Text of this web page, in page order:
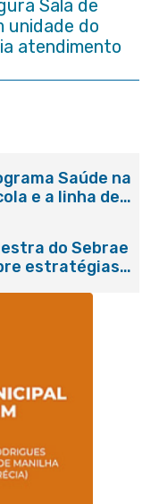
Sala de
unidade do
atendimento
na rede
Saúde na
e a linha de
hanseníase
do Sebrae
estratégias